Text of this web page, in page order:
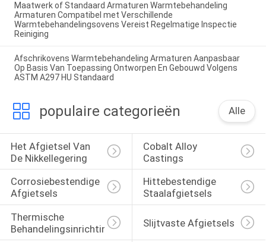
Maatwerk of Standaard Armaturen Warmtebehandeling
Armaturen Compatibel met Verschillende
Warmtebehandelingsovens Vereist Regelmatige Inspectie
Reiniging
Afschrikovens Warmtebehandeling Armaturen Aanpasbaar
Op Basis Van Toepassing Ontworpen En Gebouwd Volgens
ASTM A297 HU Standaard
populaire categorieën Alle
Het Afgietsel Van
De Nikkellegering
Cobalt Alloy
Castings
Corrosiebestendige
Afgietsels
Hittebestendige
Staalafgietsels
Thermische
Behandelingsinrichtingen
Slijtvaste Afgietsels